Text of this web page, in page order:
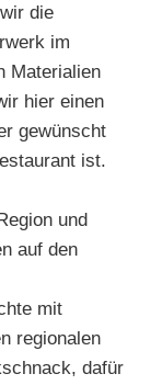
die
im
Materialien
hier einen
gewünscht
ist.
und
auf den
mit
regionalen
dafür